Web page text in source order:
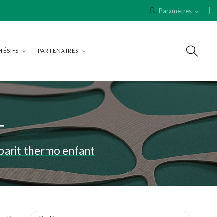
Paramètres expand_more
PARTENAIRES
thermo enfant